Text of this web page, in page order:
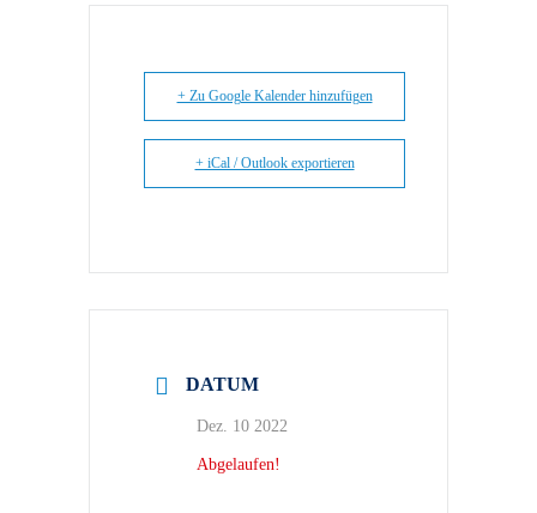
+ Zu Google Kalender hinzufügen
+ iCal / Outlook exportieren
DATUM
Dez. 10 2022
Abgelaufen!